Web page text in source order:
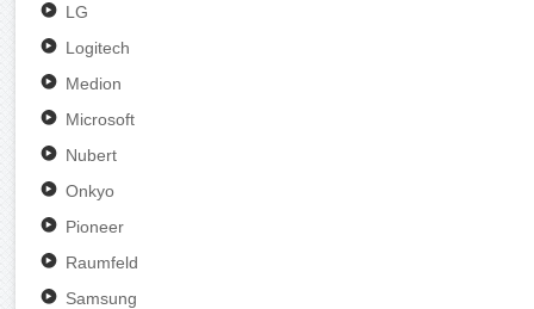
LG
Logitech
Medion
Microsoft
Nubert
Onkyo
Pioneer
Raumfeld
Samsung